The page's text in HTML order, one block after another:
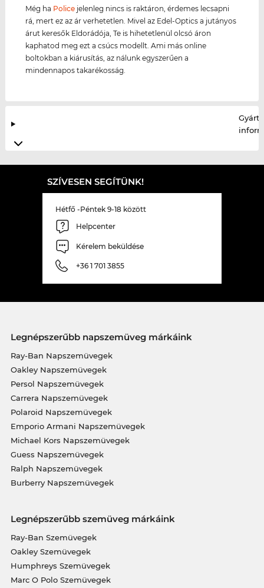
Még ha Police jelenleg nincs is raktáron, érdemes lecsapni
rá, mert ez az ár verhetetlen. Mivel az Edel-Optics a jutányos
árut keresők Eldorádója, Te is hihetetlenül olcsó áron
kaphatod meg ezt a csúcs modellt. Ami más online
boltokban a kiárusítás, az nálunk egyszerűen a
mindennapos takarékosság.
SZÍVESEN SEGÍTÜNK!
Hétfő -Péntek 9-18 között
Helpcenter
Kérelem beküldése
+36 1 701 3855
Legnépszerűbb napszemüveg márkáink
Ray-Ban Napszemüvegek
Oakley Napszemüvegek
Persol Napszemüvegek
Carrera Napszemüvegek
Polaroid Napszemüvegek
Emporio Armani Napszemüvegek
Michael Kors Napszemüvegek
Guess Napszemüvegek
Ralph Napszemüvegek
Burberry Napszemüvegek
Legnépszerűbb szemüveg márkáink
Ray-Ban Szemüvegek
Oakley Szemüvegek
Humphreys Szemüvegek
Marc O Polo Szemüvegek